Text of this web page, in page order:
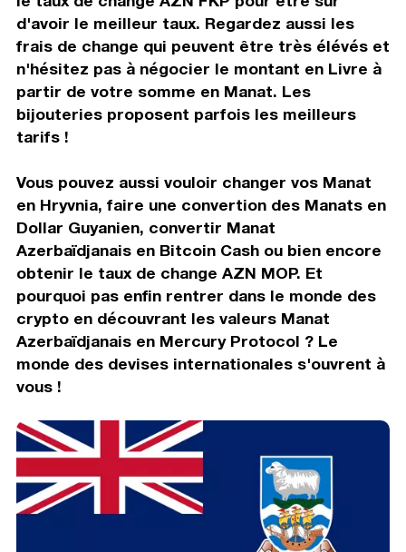
d'avoir le meilleur taux. Regardez aussi les
frais de change qui peuvent être très élévés et
n'hésitez pas à négocier le montant en Livre à
partir de votre somme en Manat. Les
bijouteries proposent parfois les meilleurs
tarifs !
Vous pouvez aussi vouloir changer vos Manat
en Hryvnia, faire une convertion des Manats en
Dollar Guyanien, convertir Manat
Azerbaïdjanais en Bitcoin Cash ou bien encore
obtenir le taux de change AZN MOP. Et
pourquoi pas enfin rentrer dans le monde des
crypto en découvrant les valeurs Manat
Azerbaïdjanais en Mercury Protocol ? Le
monde des devises internationales s'ouvrent à
vous !